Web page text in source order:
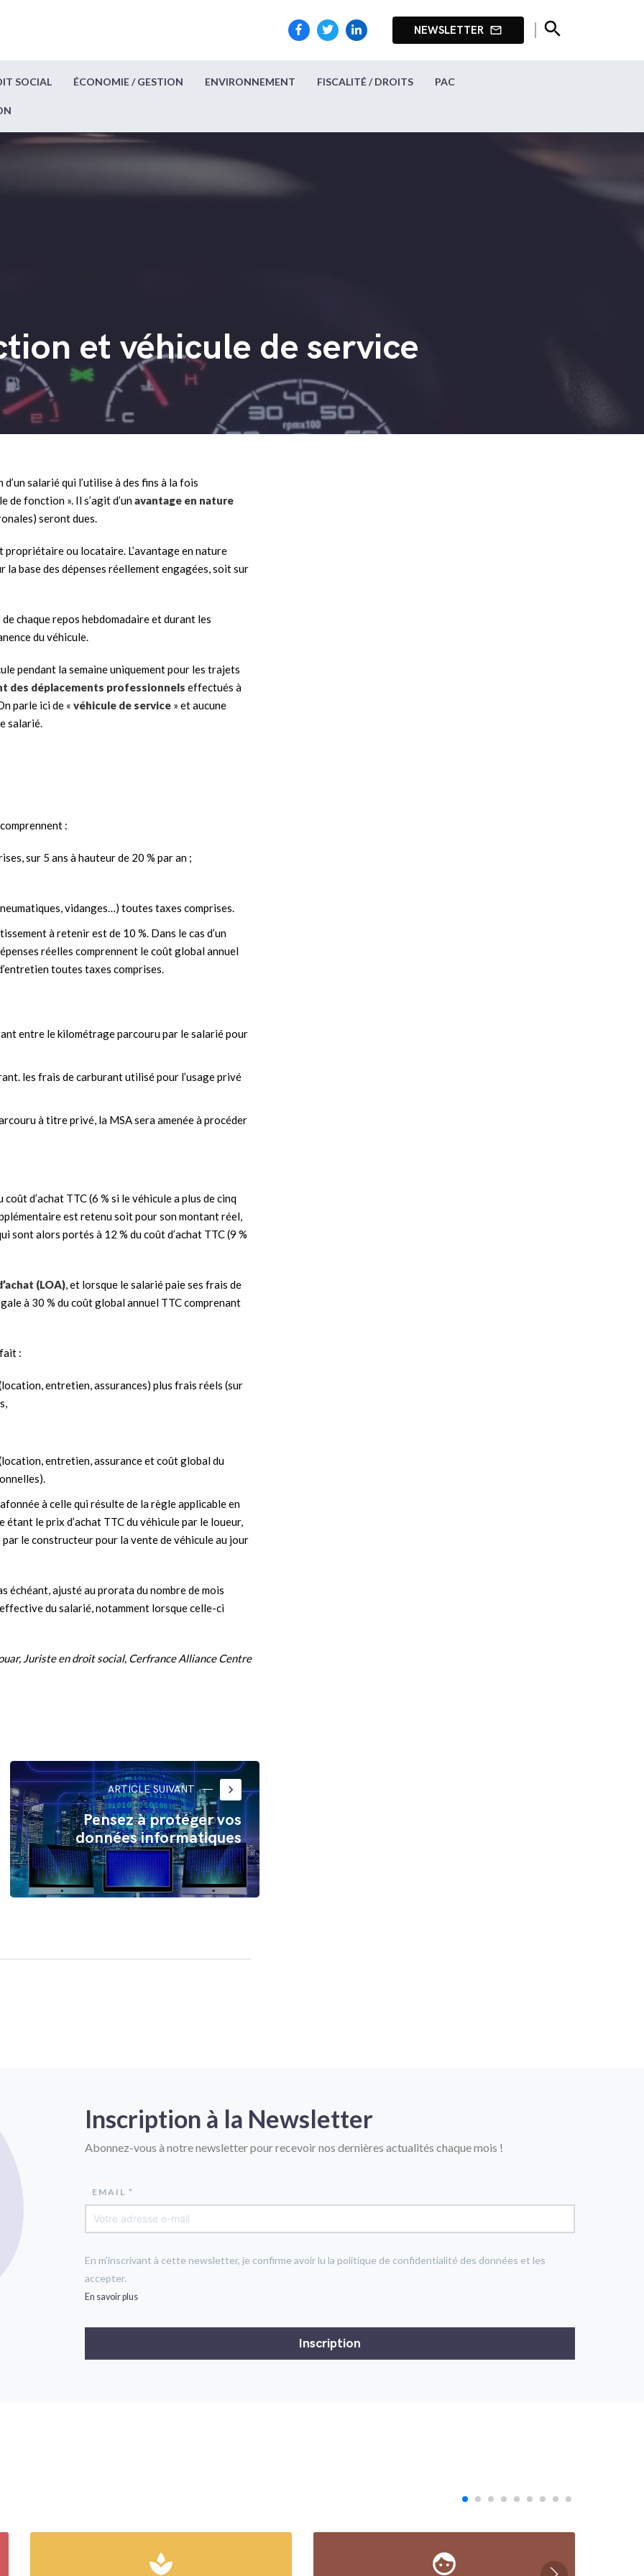
NEWSLETTER mail_outline search
SOCIAL ÉCONOMIE / GESTION ENVIRONNEMENT FISCALITÉ / DROITS PAC
et véhicule de service
salarié qui l’utilise à des fins à la fois
de fonction ». Il s’agit d’unavantage en nature
seront dues.
propriétaire ou locataire. L’avantage en nature
la base des dépenses réellement engagées, soit sur
chaque repos hebdomadaire et durant les
du véhicule.
pendant la semaine uniquement pour les trajets
des déplacements professionnels effectués à
parle ici de « véhicule de service » et aucune
salarié.
:
sur 5 ans à hauteur de 20 % par an ;
vidanges…) toutes taxes comprises.
à retenir est de 10 %. Dans le cas d’un
réelles comprennent le coût global annuel
toutes taxes comprises.
entre le kilométrage parcouru par le salarié pour
les frais de carburant utilisé pour l’usage privé
à titre privé, la MSA sera amenée à procéder
coût d’achat TTC (6 % si le véhicule a plus de cinq
est retenu soit pour son montant réel,
sont alors portés à 12 % du coût d’achat TTC (9 %
(LOA), et lorsque le salarié paie ses frais de
à 30 % du coût global annuel TTC comprenant
:
entretien, assurances) plus frais réels (sur
entretien, assurance et coût global du
à celle qui résulte de la règle applicable en
le prix d’achat TTC du véhicule par le loueur,
le constructeur pour la vente de véhicule au jour
échéant, ajusté au prorata du nombre de mois
du salarié, notamment lorsque celle-ci
Juriste en droit social, Cerfrance Alliance Centre
ARTICLE SUIVANT keyboard_arrow_right
Pensez à protéger vos
données informatiques
Inscription à la Newsletter
Abonnez-vous à notre newsletter pour recevoir nos dernières actualités chaque mois !
EMAIL *
En m'inscrivant à cette newsletter, je confirme avoir lu la politique de confidentialité des données et les
accepter.
En savoir plus
spa face